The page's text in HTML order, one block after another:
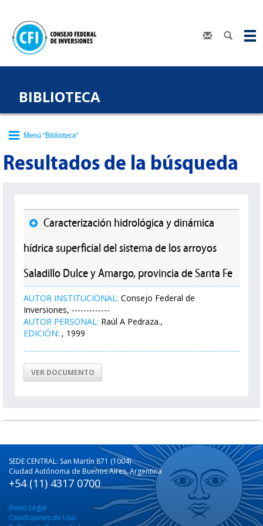
BIBLIOTECA
Menú “Biblioteca”
Resultados de la búsqueda
Caracterización hidrológica y dinámica
hídrica superficial del sistema de los arroyos
Saladillo Dulce y Amargo, provincia de Santa Fe
AUTOR INSTITUCIONAL: Consejo Federal de
Inversiones, -------------
AUTOR PERSONAL: Raúl A Pedraza.,
EDICIÓN: , 1999
VER DOCUMENTO
SEDE CENTRAL: San Martín 871 (1004)
Ciudad Autónoma de Buenos Aires, Argentina
+54 (11) 4317 0700
Aviso Legal
Condiciones de Uso